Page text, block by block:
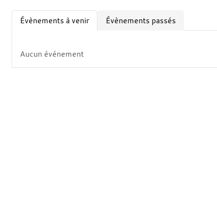
Évènements à venir Évènements passés
Aucun événement